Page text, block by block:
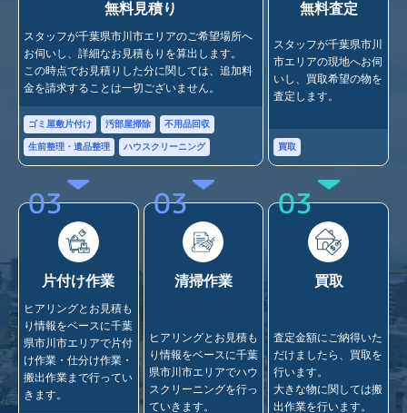
無料見積り
スタッフが千葉県市川市エリアのご希望場所へ
お伺いし、詳細なお見積もりを算出します。
この時点でお見積りした分に関しては、追加料
金を請求することは一切ございません。
ゴミ屋敷片付け 汚部屋掃除 不用品回収
生前整理・遺品整理 ハウスクリーニング
無料査定
スタッフが千葉県市川
市エリアの現地へお伺
いし、買取希望の物を
査定します。
買取
03
片付け作業
ヒアリングとお見積も
り情報をベースに千葉
県市川市エリアで片付
け作業・仕分け作業・
搬出作業まで行ってい
きます。
03
清掃作業
ヒアリングとお見積も
り情報をベースに千葉
県市川市エリアでハウ
スクリーニングを行っ
ていきます。
03
買取
査定金額にご納得いた
だけましたら、買取を
行います。
大きな物に関しては搬
出作業を行います。